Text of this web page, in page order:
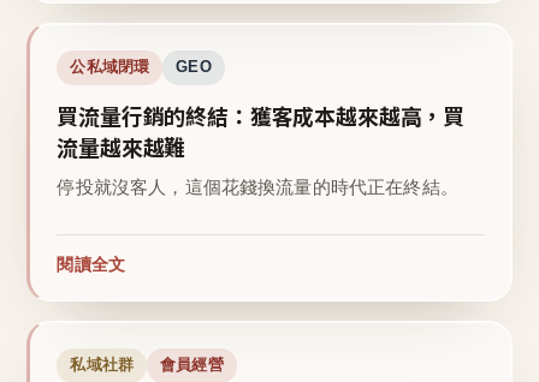
公私域閉環 GEO
買流量行銷的終結：獲客成本越來越高，買
流量越來越難
停投就沒客人，這個花錢換流量的時代正在終結。
閱讀全文
私域社群 會員經營